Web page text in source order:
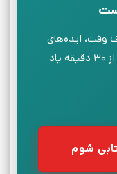
وقت، ایده‌های
اصلی کتاب‌های مهم دنیا را در کمتر از ۳۰ دقیقه یاد
شوم